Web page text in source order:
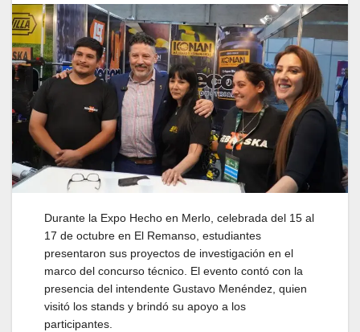
Durante la Expo Hecho en Merlo, celebrada del 15 al
17 de octubre en El Remanso, estudiantes
presentaron sus proyectos de investigación en el
marco del concurso técnico. El evento contó con la
presencia del intendente Gustavo Menéndez, quien
visitó los stands y brindó su apoyo a los
participantes.